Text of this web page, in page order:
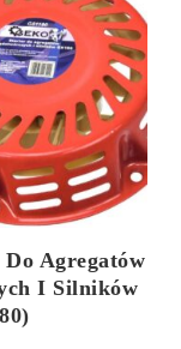
Agregatów
I Silników